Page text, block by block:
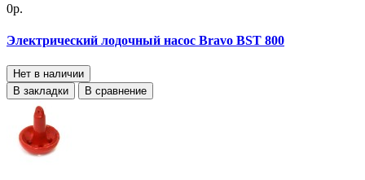
0р.
Электрический лодочный насос Bravo BST 800
Нет в наличии
В закладки
В сравнение